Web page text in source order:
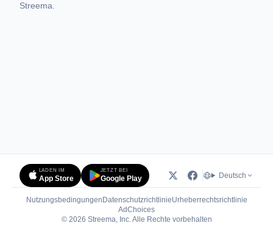
Streema.
LADEN IM
App Store
JETZT BEI
Google Play Deutsch
Nutzungsbedingungen DatenschutzrichtlinieUrheberrechtsrichtlinie
AdChoices(öffnet in neuem Tab)
© 2026 Streema, Inc. Alle Rechte vorbehalten